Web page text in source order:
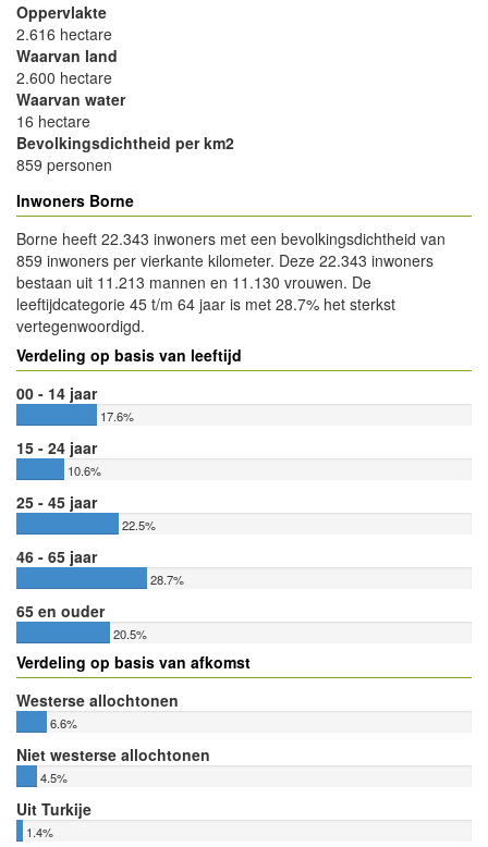
Oppervlakte
2.616 hectare
Waarvan land
2.600 hectare
Waarvan water
16 hectare
Bevolkingsdichtheid per km2
859 personen
Inwoners Borne
Borne heeft 22.343 inwoners met een bevolkingsdichtheid van
859 inwoners per vierkante kilometer. Deze 22.343 inwoners
bestaan uit 11.213 mannen en 11.130 vrouwen. De
leeftijdcategorie 45 t/m 64 jaar is met 28.7% het sterkst
vertegenwoordigd.
Verdeling op basis van leeftijd
00 - 14 jaar
17.6%
15 - 24 jaar
10.6%
25 - 45 jaar
22.5%
46 - 65 jaar
28.7%
65 en ouder
20.5%
Verdeling op basis van afkomst
Westerse allochtonen
6.6%
Niet westerse allochtonen
4.5%
Uit Turkije
1.4%